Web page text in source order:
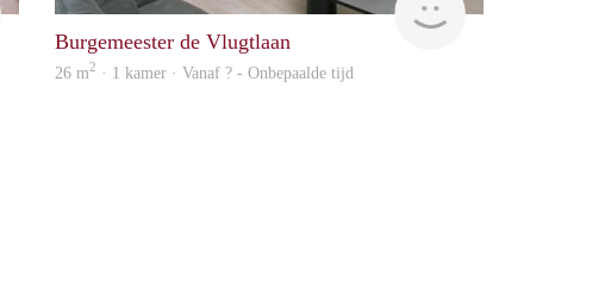
Burgemeester de Vlugtlaan
26 m2 · 1 kamer · Vanaf ? - Onbepaalde tijd